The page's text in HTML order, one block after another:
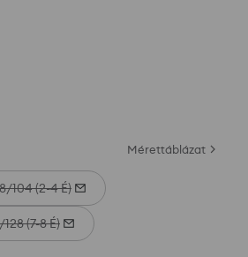
Mérettáblázat
104 (2-4 É)
(7-8 É)